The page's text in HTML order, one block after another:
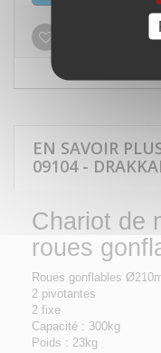
Ajouter à ma
EN SAVOIR
09104 -
Chariot de
roues
Roues gonflables
2 pivotantes
2 fixe
Capacité : 300kg
Poids : 23kg